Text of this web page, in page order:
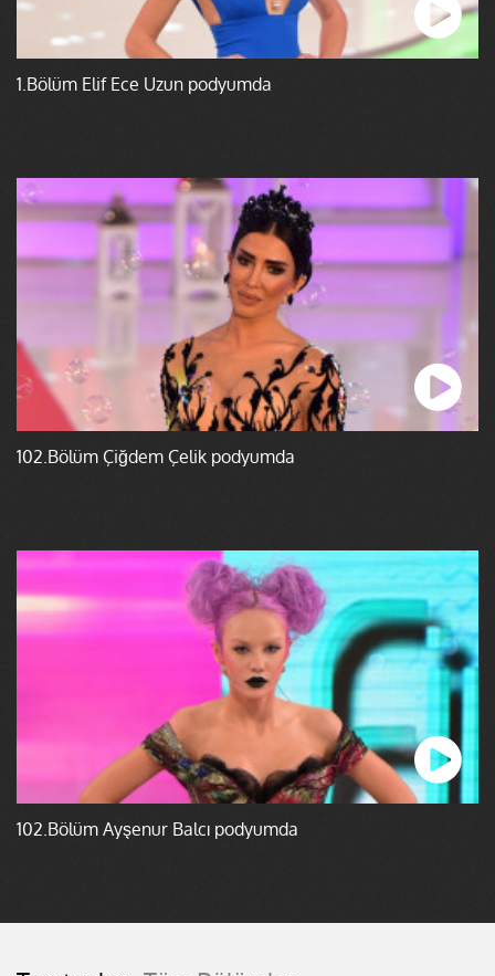
1.Bölüm Elif Ece Uzun podyumda
102.Bölüm Çiğdem Çelik podyumda
102.Bölüm Ayşenur Balcı podyumda